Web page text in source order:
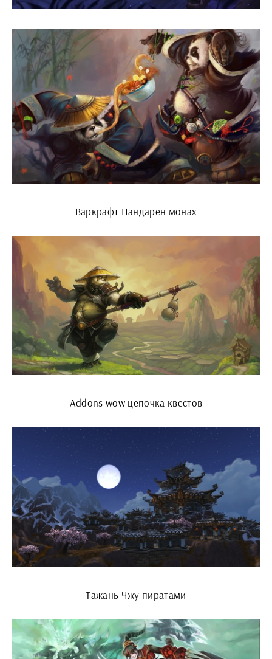
Варкрафт Пандарен монах
Addons wow цепочка квестов
Тажань Чжу пиратами